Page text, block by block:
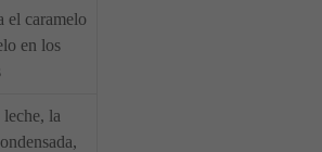
el caramelo
en los
leche, la